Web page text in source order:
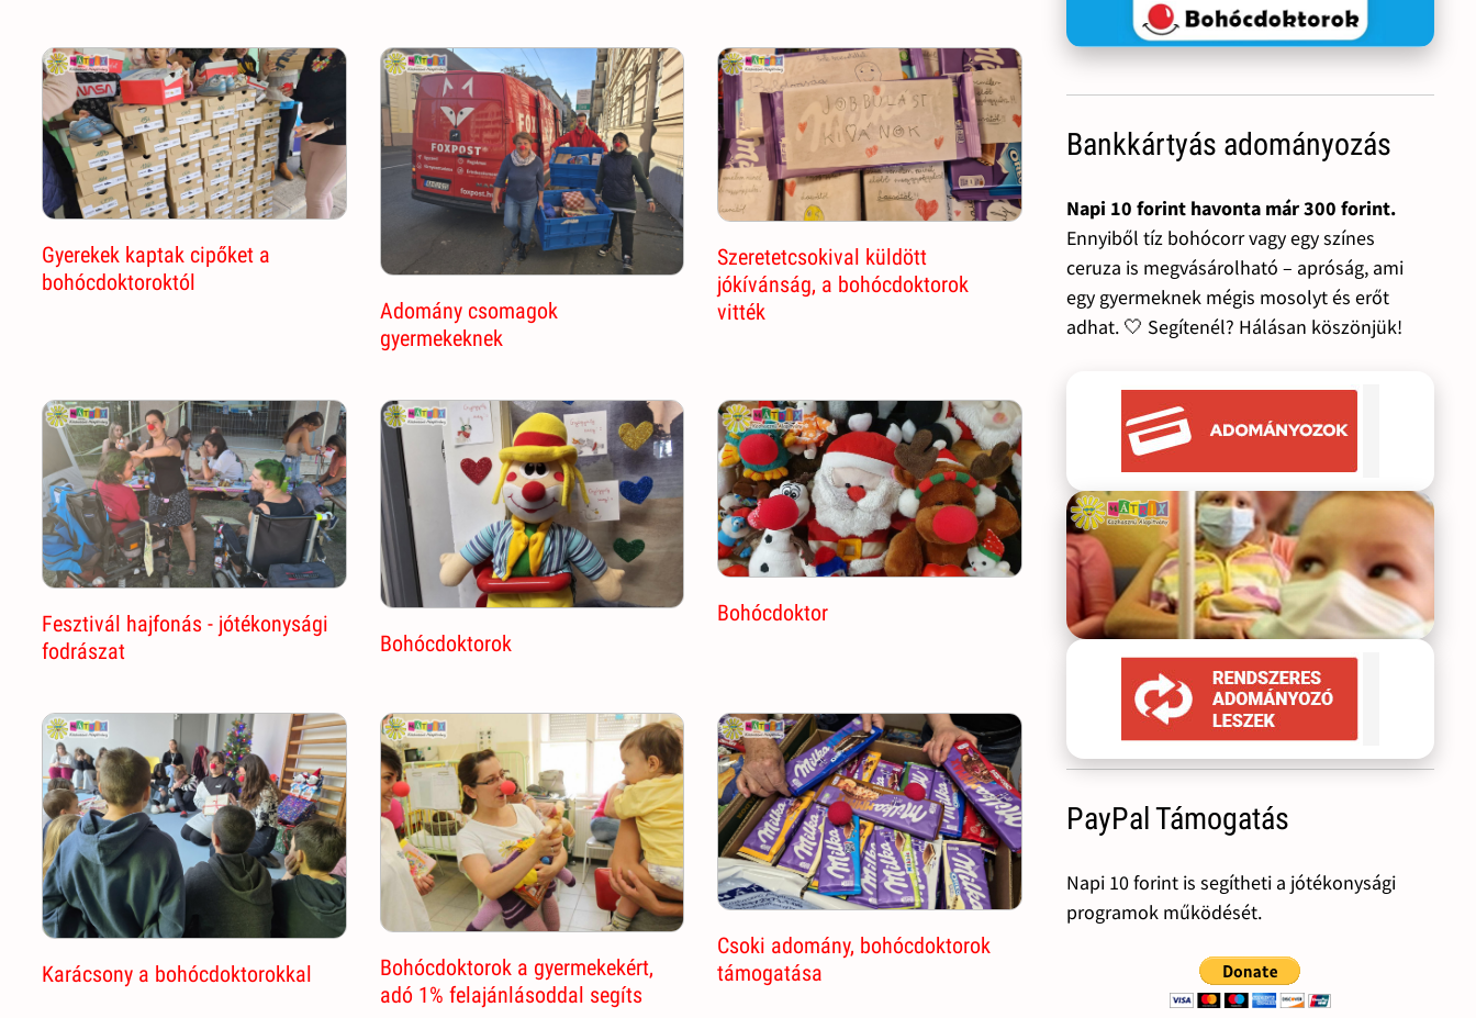
Gyerekek kaptak cipőket a
bohócdoktoroktól
Adomány csomagok
gyermekeknek
Szeretetcsokival küldött
jókívánság, a bohócdoktorok
vitték
Fesztivál hajfonás - jótékonysági
fodrászat
Bohócdoktorok
Bohócdoktor
Karácsony a bohócdoktorokkal
Bohócdoktorok a gyermekekért,
adó 1% felajánlásoddal segíts
Csoki adomány, bohócdoktorok
támogatása
Bankkártyás adományozás
Napi 10 forint havonta már 300 forint.
Ennyiből tíz bohócorr vagy egy színes
ceruza is megvásárolható – apróság, ami
egy gyermeknek mégis mosolyt és erőt
adhat. 🤍 Segítenél? Hálásan köszönjük!
PayPal Támogatás
Napi 10 forint is segítheti a jótékonysági
programok működését.